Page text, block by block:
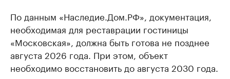
По данным «Наследие.Дом.РФ», документация,
необходимая для реставрации гостиницы
«Московская», должна быть готова не позднее
августа 2026 года. При этом, объект
необходимо восстановить до августа 2030 года.